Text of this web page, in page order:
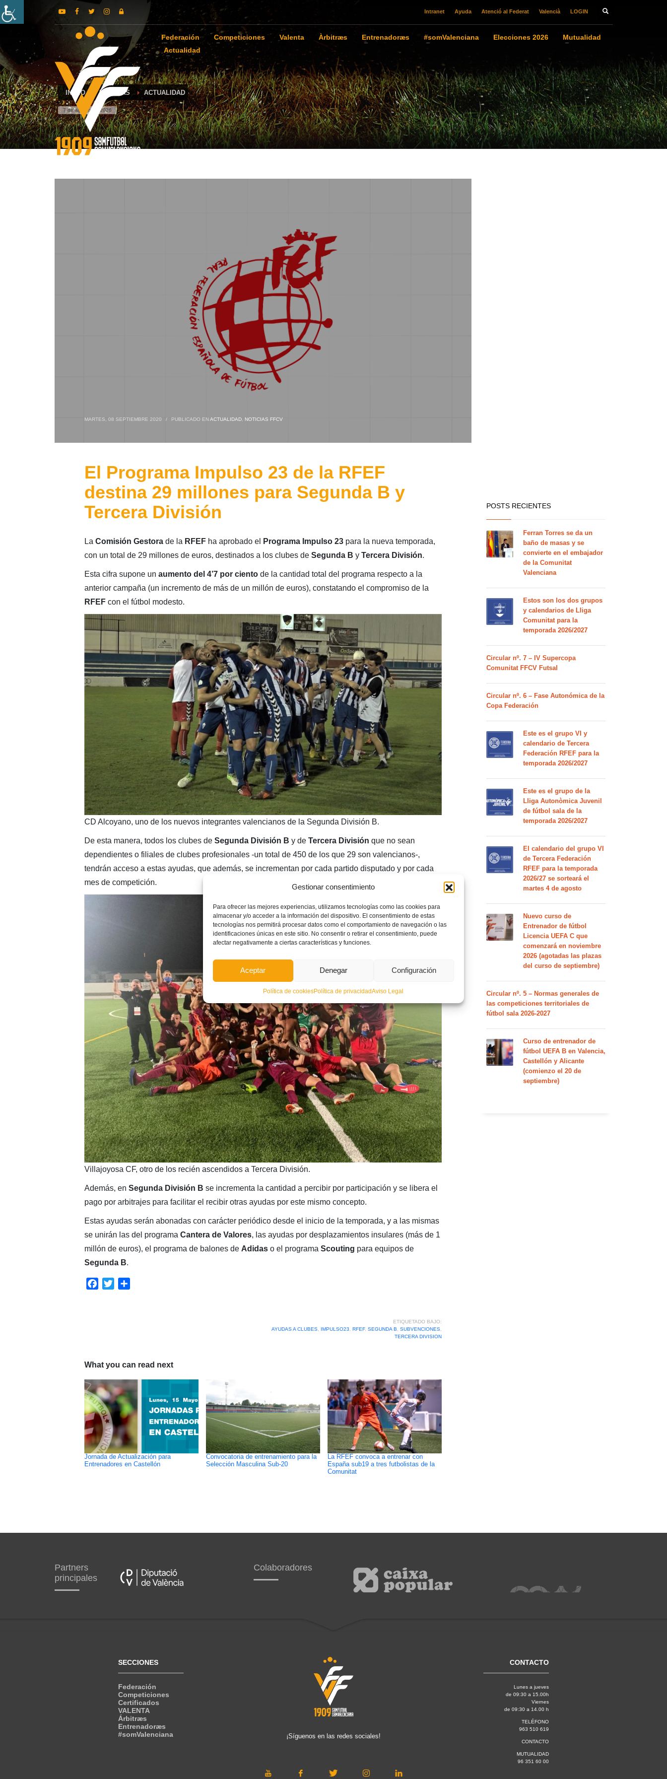
Gestionar consentimiento
Para ofrecer las mejores experiencias, utilizamos tecnologías como las cookies para
almacenar y/o acceder a la información del dispositivo. El consentimiento de estas
tecnologías nos permitirá procesar datos como el comportamiento de navegación o las
identificaciones únicas en este sitio. No consentir o retirar el consentimiento, puede
afectar negativamente a ciertas características y funciones.
Aceptar Denegar Configuración
Política de cookiesPolítica de privacidadAviso Legal
Intranet Ayuda Atenció al Federat Valencià LOGIN
Federación Competiciones Valenta Àrbitræs Entrenadoræs #somValenciana Elecciones 2026
Mutualidad
Actualidad
INICIO NOTICIAS ACTUALIDAD
7 de agosto de 2026
MARTES, 08 SEPTIEMBRE 2020 / PUBLICADO ENACTUALIDAD, NOTICIAS FFCV
El Programa Impulso 23 de la RFEF
destina 29 millones para Segunda B y
Tercera División
La Comisión Gestorade la RFEFha aprobado el Programa Impulso 23para la nueva temporada,
con un total de 29 millones de euros, destinados a los clubes de Segunda B y Tercera División.
Esta cifra supone un aumento del 4’7 por cientode la cantidad total del programa respecto a la
anterior campaña (un incremento de más de un millón de euros), constatando el compromiso de la
RFEFcon el fútbol modesto.
CD Alcoyano, uno de los nuevos integrantes valencianos de la Segunda División B.
De esta manera, todos los clubes deSegunda División B y deTercera División que no sean
dependientes o filiales de clubes profesionales -un total de 450 de los que 29 son valencianos-,
tendrán acceso a estas ayudas, que además, se incrementan por cada partido disputado y por cada
mes de competición.
Villajoyosa CF, otro de los recién ascendidos a Tercera División.
Además, en Segunda División B se incrementa la cantidad a percibir por participación y se libera el
pago por arbitrajes para facilitar el recibir otras ayudas por este mismo concepto.
Estas ayudas serán abonadas con carácter periódico desde el inicio de la temporada, y a las mismas
se unirán las del programa Cantera de Valores, las ayudas por desplazamientos insulares (más de 1
millón de euros), el programa de balones de Adidas o el programa Scouting para equipos de
Segunda B.
Facebook
Twitter
ETIQUETADO BAJO:
AYUDAS A CLUBES, IMPULSO23 RFEF, SEGUNDA B SUBVENCIONES,
TERCERA DIVISION
What you can read next
Jornada de Actualización para
Entrenadores en Castellón
Convocatoria de entrenamiento para la
Selección Masculina Sub-20
La RFEF convoca a entrenar con
España sub19 a tres futbolistas de la
Comunitat
POSTS RECIENTES
Ferran Torres se da un
baño de masas y se
convierte en el embajador
de la Comunitat
Valenciana
Estos son los dos grupos
y calendarios de Lliga
Comunitat para la
temporada 2026/2027
Circular nº. 7 – IV Supercopa
Comunitat FFCV Futsal
Circular nº. 6 – Fase Autonómica de la
Copa Federación
Este es el grupo VI y
calendario de Tercera
Federación RFEF para la
temporada 2026/2027
Este es el grupo de la
Lliga Autonòmica Juvenil
de fútbol sala de la
temporada 2026/2027
El calendario del grupo VI
de Tercera Federación
RFEF para la temporada
2026/27 se sorteará el
martes 4 de agosto
Nuevo curso de
Entrenador de fútbol
Licencia UEFA C que
comenzará en noviembre
2026 (agotadas las plazas
del curso de septiembre)
Circular nº. 5 – Normas generales de
las competiciones territoriales de
fútbol sala 2026-2027
Curso de entrenador de
fútbol UEFA B en Valencia,
Castellón y Alicante
(comienzo el 20 de
septiembre)
Partners
principales
Colaboradores
SECCIONES
Federación
Competiciones
Certificados
VALENTA
Árbitræs
Entrenadoræs
#somValenciana
¡Síguenos en las redes sociales!
CONTACTO
Lunes a jueves
de 09:30 a 15.00h
Viernes
de 09:30 a 14.00 h
TELÉFONO
963 510 619
CONTACTO
MUTUALIDAD
96 351 60 00